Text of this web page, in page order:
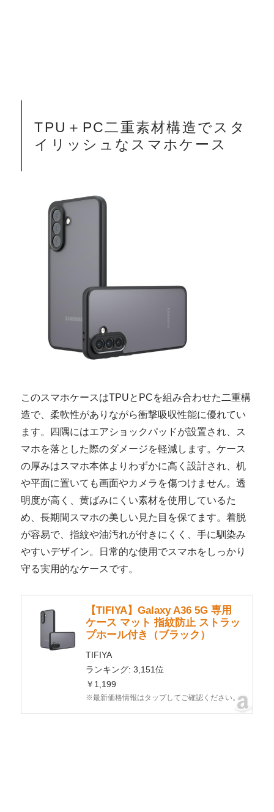
TPU＋PC二重素材構造でスタ
イリッシュなスマホケース
このスマホケースはTPUとPCを組み合わせた二重構
造で、柔軟性がありながら衝撃吸収性能に優れてい
ます。四隅にはエアショックパッドが設置され、ス
マホを落とした際のダメージを軽減します。ケース
の厚みはスマホ本体よりわずかに高く設計され、机
や平面に置いても画面やカメラを傷つけません。透
明度が高く、黄ばみにくい素材を使用しているた
め、長期間スマホの美しい見た目を保てます。着脱
が容易で、指紋や油汚れが付きにくく、手に馴染み
やすいデザイン。日常的な使用でスマホをしっかり
守る実用的なケースです。
【TIFIYA】Galaxy A36 5G 専用
ケース マット 指紋防止 ストラッ
プホール付き（ブラック）
TIFIYA
ランキング: 3,151位
￥1,199
※最新価格情報はタップしてご確認ください。